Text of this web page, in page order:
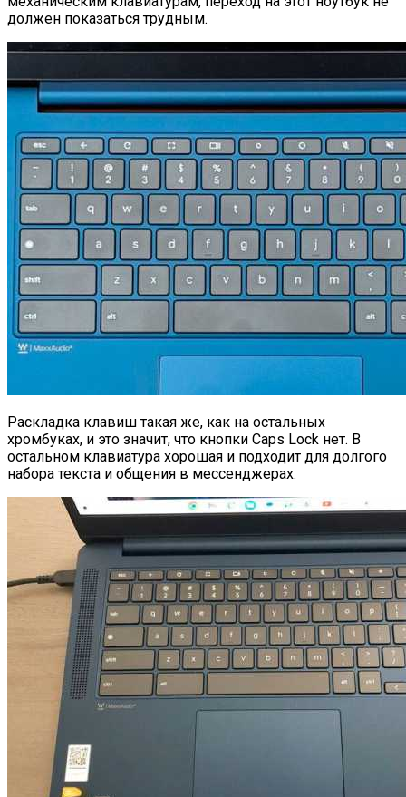
должен показаться трудным.
Раскладка клавиш такая же, как на остальных
хромбуках, и это значит, что кнопки Caps Lock нет. В
остальном клавиатура хорошая и подходит для долгого
набора текста и общения в мессенджерах.